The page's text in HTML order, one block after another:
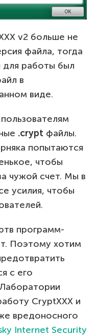
v2 больше не
файла, тогда
для работы был
в
виде.
.crypt файлы.
попытаются
чтобы
чужой счет. Мы в
усилия, чтобы
программ-
Поэтому хотим
с его
CryptXXX и
вредоносного
Internet Security